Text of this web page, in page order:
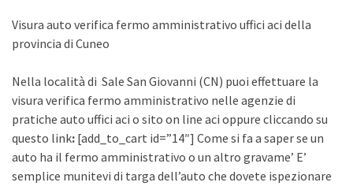
Visura auto verifica fermo amministrativo uffici aci della
provincia di Cuneo
Nella località di Sale San Giovanni (CN) puoi effettuare la
visura verifica fermo amministrativo nelle agenzie di
pratiche auto uffici aci o sito on line aci oppure cliccando su
questo link: [add_to_cart id=”14″] Come si fa a saper se un
auto ha il fermo amministrativo o un altro gravame’ E’
semplice munitevi di targa dell’auto che dovete ispezionare